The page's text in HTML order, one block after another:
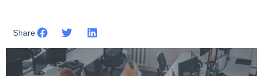
Share